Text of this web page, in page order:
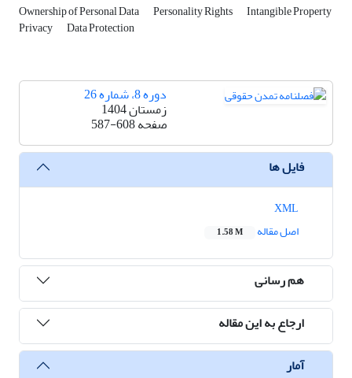
Ownership of Personal Data Personality Rights Intangible Property
Privacy Data Protection
دوره 8، شماره 26
زمستان 1404
صفحه587-608
فایل ها
اصل مقاله
1.58 M
هم رسانی
ارجاع به این مقاله
آمار